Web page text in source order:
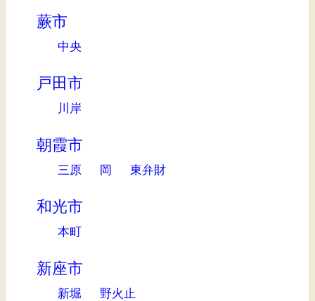
蕨市
中央
戸田市
川岸
朝霞市
三原 岡 東弁財
和光市
本町
新座市
新堀 野火止